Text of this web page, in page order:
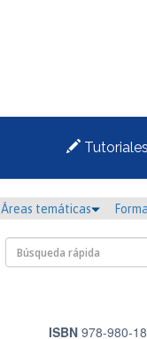
Tutoriales
Áreas temáticas
ISBN978-980-